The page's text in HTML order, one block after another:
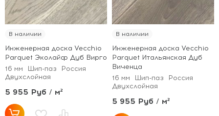
В наличии
Инженерная доска Vecchio
Parquet Эколайф Дуб Вирго
16 мм
Шип-паз
Россия
Двухслойная
5 955 Руб / м²
В наличии
Инженерная доска Vecchio
Parquet Итальянская Дуб
Виченца
16 мм
Шип-паз
Россия
Двухслойная
5 955 Руб / м²